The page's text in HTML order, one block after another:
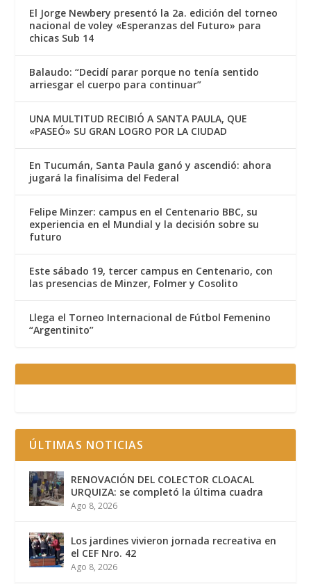
El Jorge Newbery presentó la 2a. edición del torneo
nacional de voley «Esperanzas del Futuro» para
chicas Sub 14
Balaudo: “Decidí parar porque no tenía sentido
arriesgar el cuerpo para continuar”
UNA MULTITUD RECIBIÓ A SANTA PAULA, QUE
«PASEÓ» SU GRAN LOGRO POR LA CIUDAD
En Tucumán, Santa Paula ganó y ascendió: ahora
jugará la finalísima del Federal
Felipe Minzer: campus en el Centenario BBC, su
experiencia en el Mundial y la decisión sobre su
futuro
Este sábado 19, tercer campus en Centenario, con
las presencias de Minzer, Folmer y Cosolito
Llega el Torneo Internacional de Fútbol Femenino
“Argentinito”
ÚLTIMAS NOTICIAS
RENOVACIÓN DEL COLECTOR CLOACAL
URQUIZA: se completó la última cuadra
Ago 8, 2026
Los jardines vivieron jornada recreativa en
el CEF Nro. 42
Ago 8, 2026